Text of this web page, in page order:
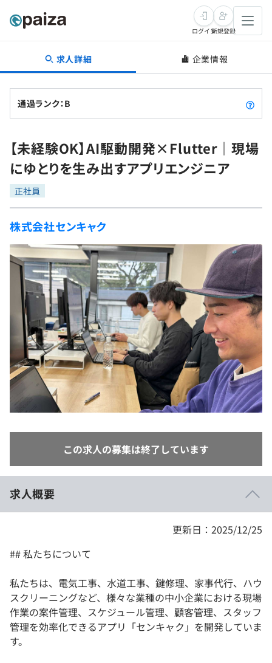
転職・キャリア
転職成功ガイド
転職エージェント
インタビュー
転職成功ガイド
新卒就活
求人検索
本選考
インターン
新卒エージェント
イベント・セミナー
インタビュー
就活成功ガイド
学習
問題集
ナレッジ
リファレンス
プラン
個人向けプラン
法人向けプラン
学校向けプラン
プログラミング言語
評価結果一覧
再チャレンジ結果一覧
ゲーム・マンガ
Tech Team Journal
paiza times
note
paizaとは？
ログイン新規登録
求人詳細 企業情報
通過ランク：B
【未経験OK】AI駆動開発×Flutter｜現場
にゆとりを生み出すアプリエンジニア
正社員
株式会社センキャク
この求人の募集は終了しています
求人概要
更新日：2025/12/25
## 私たちについて
私たちは、電気工事、水道工事、鍵修理、家事代行、ハウ
スクリーニングなど、様々な業種の中小企業における現場
作業の案件管理、スケジュール管理、顧客管理、スタッフ
管理を効率化できるアプリ「センキャク」を開発していま
す。